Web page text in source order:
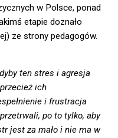
w Polsce, ponad
etapie doznało
ze strony pedagogów.
ten stres i agresja
ich
i frustracja
po to tylko, aby
jest za mało i nie ma w